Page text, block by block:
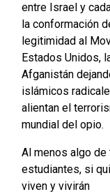
entre Israel y
la conformación
legitimidad al
Estados Unidos,
Afganistán
islámicos
alientan el
mundial del opio.
Al menos algo
estudiantes, si
viven y vivirán